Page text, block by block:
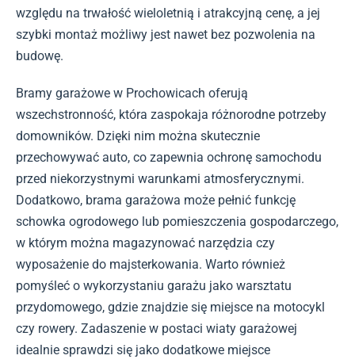
względu na trwałość wieloletnią i atrakcyjną cenę, a jej
szybki montaż możliwy jest nawet bez pozwolenia na
budowę.
Bramy garażowe w Prochowicach oferują
wszechstronność, która zaspokaja różnorodne potrzeby
domowników. Dzięki nim można skutecznie
przechowywać auto, co zapewnia ochronę samochodu
przed niekorzystnymi warunkami atmosferycznymi.
Dodatkowo, brama garażowa może pełnić funkcję
schowka ogrodowego lub pomieszczenia gospodarczego,
w którym można magazynować narzędzia czy
wyposażenie do majsterkowania. Warto również
pomyśleć o wykorzystaniu garażu jako warsztatu
przydomowego, gdzie znajdzie się miejsce na motocykl
czy rowery. Zadaszenie w postaci wiaty garażowej
idealnie sprawdzi się jako dodatkowe miejsce